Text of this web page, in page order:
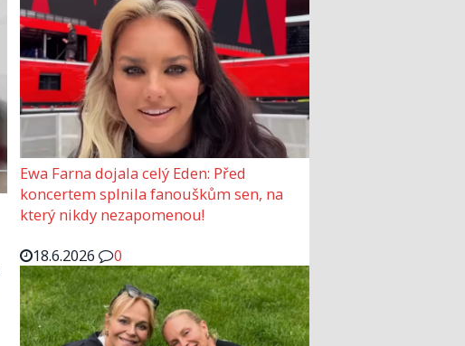
Ewa Farna dojala celý Eden: Před
koncertem splnila fanouškům sen, na
který nikdy nezapomenou!
18.6.2026
0